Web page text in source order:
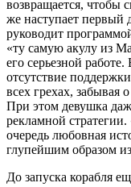
возвращается, чтобы
же наступает первый
руководит
«ту самую акулу из
его серьезной
отсутствие
всех грехах, забывая
При этом девушка
рекламной
очередь любовная
глупейшим образом
До запуска корабля